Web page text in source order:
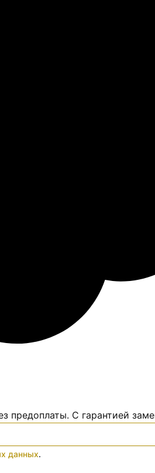
предоплаты. С гарантией
данных.